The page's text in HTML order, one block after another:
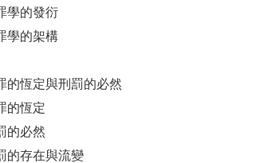
的發衍
的架構
恆定與刑罰的必然
的恆定
的必然
存在與流變